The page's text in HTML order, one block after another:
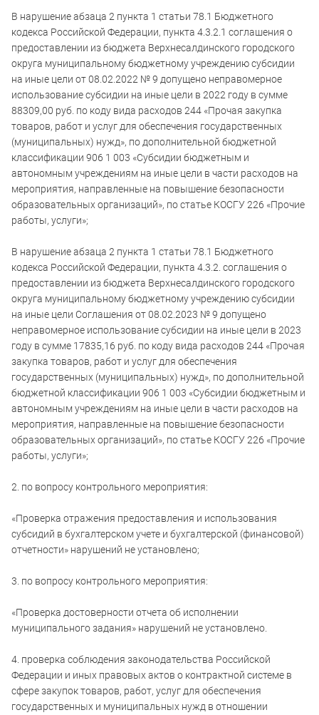
В нарушение абзаца 2 пункта 1 статьи 78.1 Бюджетного
кодекса Российской Федерации, пункта 4.3.2.1 соглашения о
предоставлении из бюджета Верхнесалдинского городского
округа муниципальному бюджетному учреждению субсидии
на иные цели от 08.02.2022 № 9 допущено неправомерное
использование субсидии на иные цели в 2022 году в сумме
88309,00 руб. по коду вида расходов 244 «Прочая закупка
товаров, работ и услуг для обеспечения государственных
(муниципальных) нужд», по дополнительной бюджетной
классификации 906 1 003 «Субсидии бюджетным и
автономным учреждениям на иные цели в части расходов на
мероприятия, направленные на повышение безопасности
образовательных организаций», по статье КОСГУ 226 «Прочие
работы, услуги»;
В нарушение абзаца 2 пункта 1 статьи 78.1 Бюджетного
кодекса Российской Федерации, пункта 4.3.2. соглашения о
предоставлении из бюджета Верхнесалдинского городского
округа муниципальному бюджетному учреждению субсидии
на иные цели Соглашения от 08.02.2023 № 9 допущено
неправомерное использование субсидии на иные цели в 2023
году в сумме 17835,16 руб. по коду вида расходов 244 «Прочая
закупка товаров, работ и услуг для обеспечения
государственных (муниципальных) нужд», по дополнительной
бюджетной классификации 906 1 003 «Субсидии бюджетным и
автономным учреждениям на иные цели в части расходов на
мероприятия, направленные на повышение безопасности
образовательных организаций», по статье КОСГУ 226 «Прочие
работы, услуги»;
2. по вопросу контрольного мероприятия:
«Проверка отражения предоставления и использования
субсидий в бухгалтерском учете и бухгалтерской (финансовой)
отчетности» нарушений не установлено;
3. по вопросу контрольного мероприятия:
«Проверка достоверности отчета об исполнении
муниципального задания» нарушений не установлено.
4. проверка соблюдения законодательства Российской
Федерации и иных правовых актов о контрактной системе в
сфере закупок товаров, работ, услуг для обеспечения
государственных и муниципальных нужд в отношении